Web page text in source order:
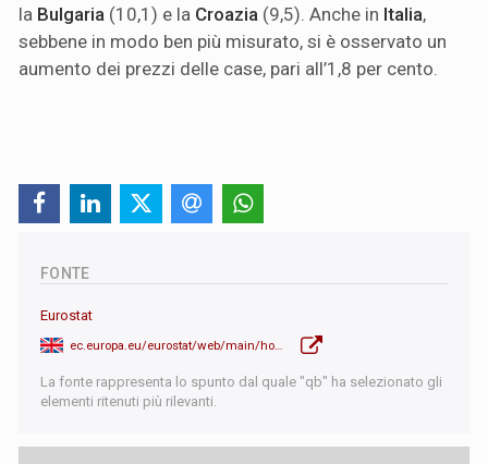
la Bulgaria (10,1) e la Croazia (9,5). Anche in Italia,
sebbene in modo ben più misurato, si è osservato un
aumento dei prezzi delle case, pari all’1,8 per cento.
FONTE
Eurostat
La fonte rappresenta lo spunto dal quale "qb" ha selezionato gli
elementi ritenuti più rilevanti.